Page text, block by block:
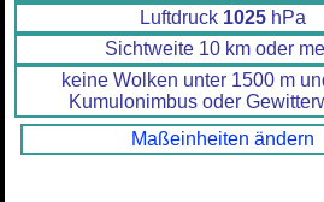
Luftdruck 1025 hPa
Sichtweite 10 km oder
keine Wolken unter 1500 m
Kumulonimbus oder
Maßeinheiten ändern